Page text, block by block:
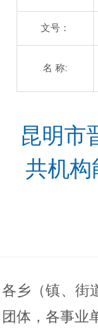
文号：
名 称:
昆明市
共机构
各乡（镇、街
团体，各事业